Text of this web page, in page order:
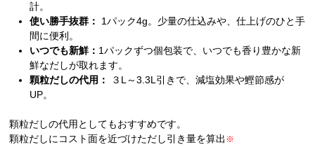
計。
使い勝手抜群：
1パック4g。少量の仕込みや、仕上げのひと手
間に便利。
いつでも新鮮： 1パックずつ個包装で、いつでも香り豊かな新
鮮なだしが取れます。
顆粒だしの代用：
３L～3.3L引きで、減塩効果や鰹節感が
UP。
顆粒だしの代用としてもおすすめです。
顆粒だしにコスト面を近づけただし引き量を算出 ※